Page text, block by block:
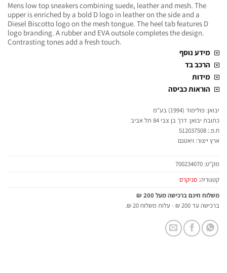
Mens low top sneakers combining suede, leather and mesh. The
upper is enriched by a bold D logo in leather on the side and a
Diesel Biscotto logo on the mesh tongue. The heel tab features D
logo branding. A rubber and EVA outsole completes the design.
Contrasting tones add a fresh touch.
מידע נוסף
הרכב בד
מידות
הוראות כביסה
יבואן: פולימוד (1994) בע"מ
כתובת יבואן: דרך בן צבי 84 תל אביב
ח.פ.: 512037508
ארץ ייצור: ויאטנם
מק"ט: 700234070
קטגוריה: סניקרס
משלוח חינם ברכישה מעל 200 ₪
ברכישה עד 200 ₪ - עלות משלוח 20 ₪.